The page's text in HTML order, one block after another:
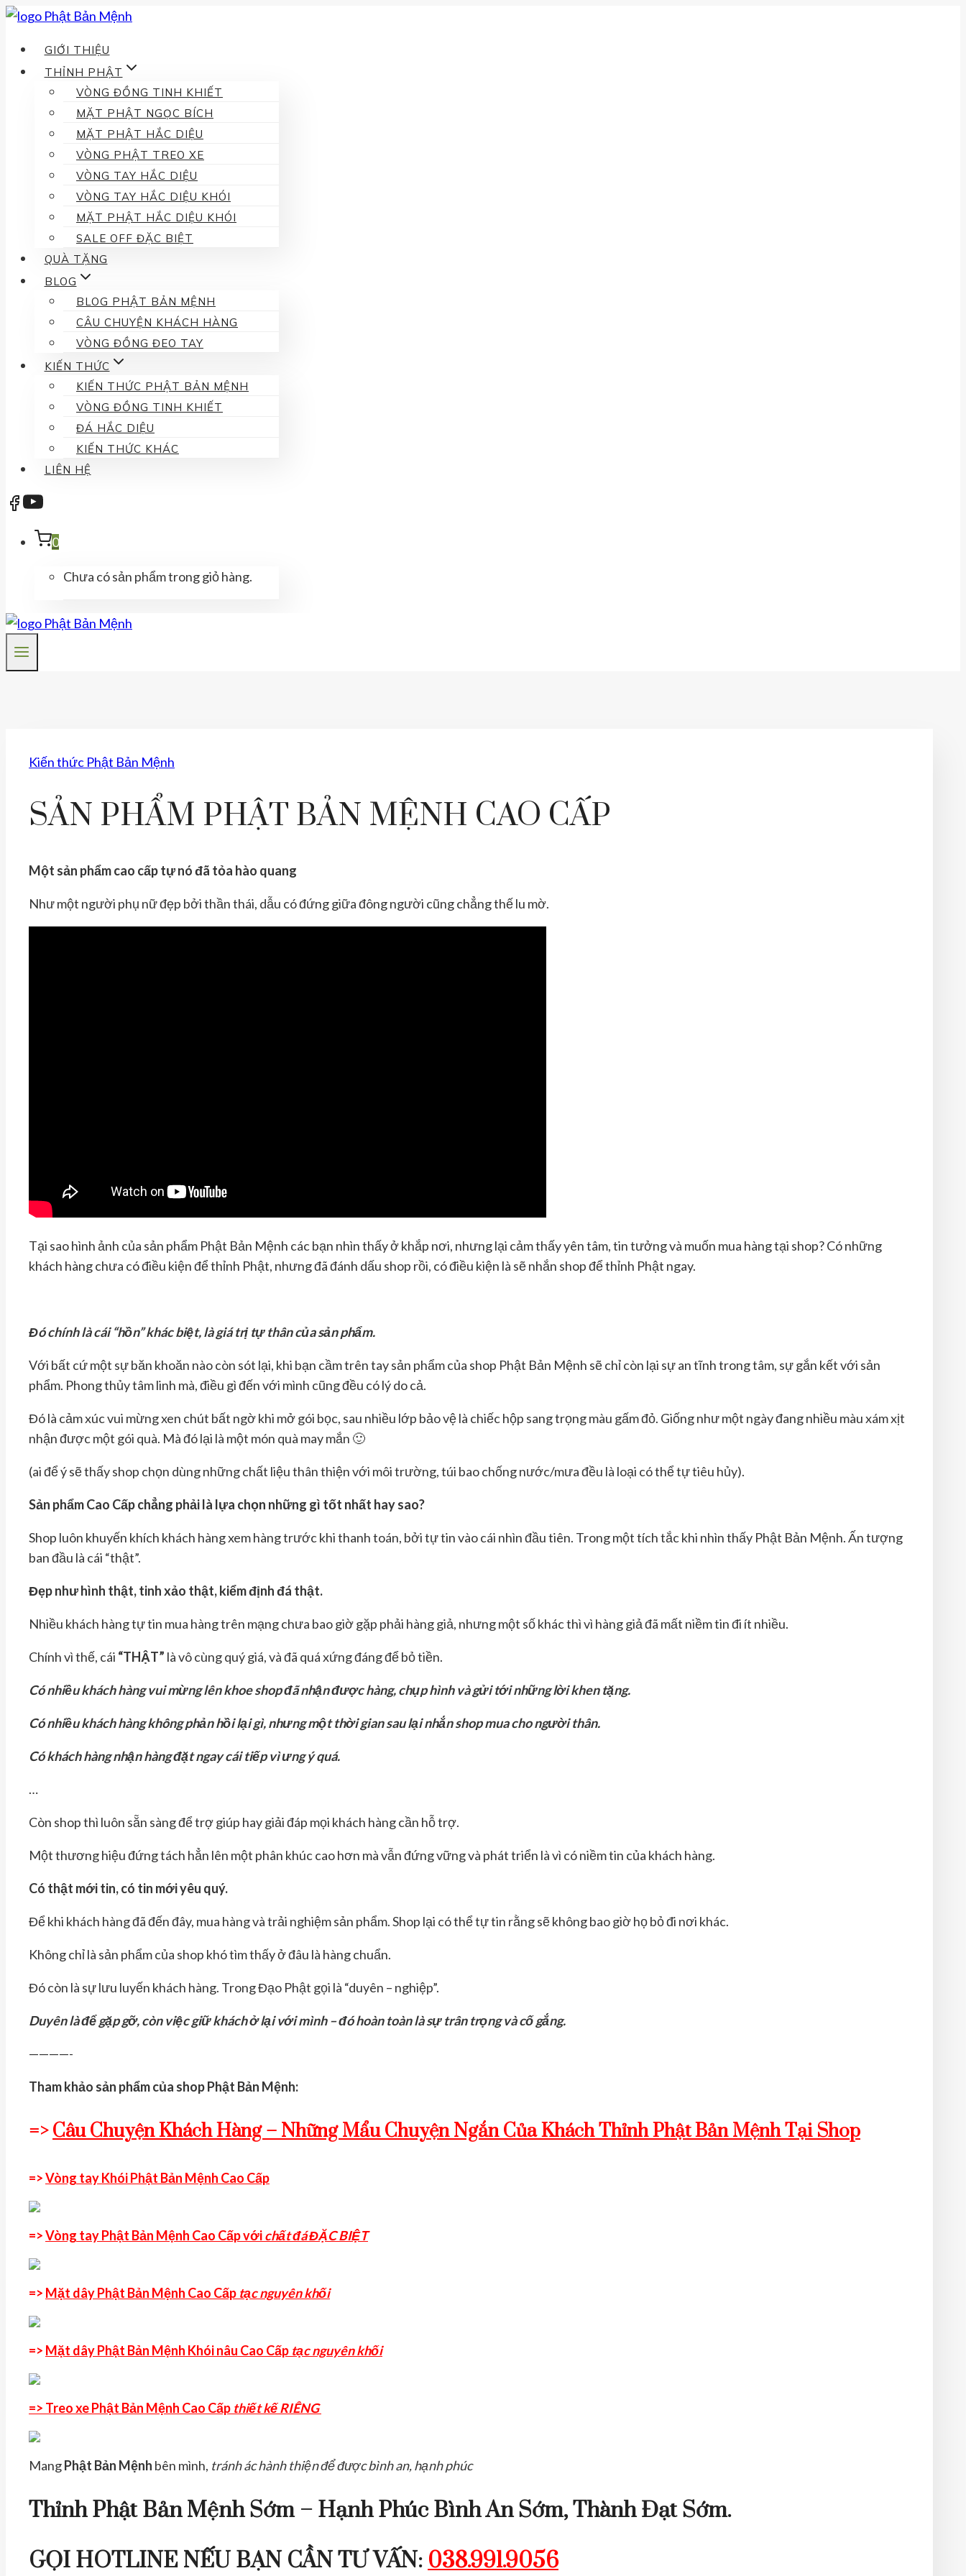
Skip
contentGIỚI THIỆU
THỈNH PHẬT
VÒNG ĐỒNG TINH KHIẾT
MẶT PHẬT NGỌC BÍCH
MẶT PHẬT HẮC DIỆU
VÒNG PHẬT TREO XE
VÒNG TAY HẮC DIỆU
VÒNG TAY HẮC DIỆU KHÓI
MẶT PHẬT HẮC DIỆU KHÓI
SALE OFF ĐẶC BIỆT
QUÀ TẶNG
BLOG
BLOG PHẬT BẢN MỆNH
CÂU CHUYỆN KHÁCH HÀNG
VÒNG ĐỒNG ĐEO TAY
KIẾN THỨC
KIẾN THỨC PHẬT BẢN MỆNH
VÒNG ĐỒNG TINH KHIẾT
ĐÁ HẮC DIỆU
KIẾN THỨC KHÁC
LIÊN HỆ
0
Chưa có sản phẩm trong giỏ hàng.
Kiến thức Phật Bản Mệnh
SẢN PHẨM PHẬT BẢN MỆNH CAO CẤP
Một sản phẩm cao cấp tự nó đã tỏa hào quang
Như một người phụ nữ đẹp bởi thần thái, dẫu có đứng giữa đông người cũng chẳng thế lu mờ.
Tại sao hình ảnh của sản phẩm Phật Bản Mệnh các bạn nhìn thấy ở khắp nơi, nhưng lại cảm thấy yên tâm, tin tưởng và muốn mua hàng tại shop? Có những
khách hàng chưa có điều kiện để thỉnh Phật, nhưng đã đánh dấu shop rồi, có điều kiện là sẽ nhắn shop để thỉnh Phật ngay.
Đó chính là cái “hồn” khác biệt, là giá trị tự thân của sản phẩm.
Với bất cứ một sự băn khoăn nào còn sót lại, khi bạn cầm trên tay sản phẩm của shop Phật Bản Mệnh sẽ chỉ còn lại sự an tĩnh trong tâm, sự gắn kết với sản
phẩm. Phong thủy tâm linh mà, điều gì đến với mình cũng đều có lý do cả.
Đó là cảm xúc vui mừng xen chút bất ngờ khi mở gói bọc, sau nhiều lớp bảo vệ là chiếc hộp sang trọng màu gấm đỏ. Giống như một ngày đang nhiều màu xám xịt
nhận được một gói quà. Mà đó lại là một món quà may mắn 🙂
(ai để ý sẽ thấy shop chọn dùng những chất liệu thân thiện với môi trường, túi bao chống nước/mưa đều là loại có thể tự tiêu hủy).
Sản phẩm Cao Cấp chẳng phải là lựa chọn những gì tốt nhất hay sao?
Shop luôn khuyến khích khách hàng xem hàng trước khi thanh toán, bởi tự tin vào cái nhìn đầu tiên. Trong một tích tắc khi nhìn thấy Phật Bản Mệnh. Ấn tượng
ban đầu là cái “thật”.
Đẹp như hình thật, tinh xảo thật, kiểm định đá thật.
Nhiều khách hàng tự tin mua hàng trên mạng chưa bao giờ gặp phải hàng giả, nhưng một số khác thì vì hàng giả đã mất niềm tin đi ít nhiều.
Chính vì thế, cái “THẬT” là vô cùng quý giá, và đã quá xứng đáng để bỏ tiền.
Có nhiều khách hàng vui mừng lên khoe shop đã nhận được hàng, chụp hình và gửi tới những lời khen tặng.
Có nhiều khách hàng không phản hồi lại gì, nhưng một thời gian sau lại nhắn shop mua cho người thân.
Có khách hàng nhận hàng đặt ngay cái tiếp vì ưng ý quá.
…
Còn shop thì luôn sẵn sàng để trợ giúp hay giải đáp mọi khách hàng cần hỗ trợ.
Một thương hiệu đứng tách hẳn lên một phân khúc cao hơn mà vẫn đứng vững và phát triển là vì có niềm tin của khách hàng.
Có thật mới tin, có tin mới yêu quý.
Để khi khách hàng đã đến đây, mua hàng và trải nghiệm sản phẩm. Shop lại có thể tự tin rằng sẽ không bao giờ họ bỏ đi nơi khác.
Không chỉ là sản phẩm của shop khó tìm thấy ở đâu là hàng chuẩn.
Đó còn là sự lưu luyến khách hàng. Trong Đạo Phật gọi là “duyên – nghiệp”.
Duyên là để gặp gỡ, còn việc giữ khách ở lại với mình – đó hoàn toàn là sự trân trọng và cố gắng.
————-
Tham khảo sản phẩm của shop Phật Bản Mệnh:
=>Câu Chuyện Khách Hàng – Những Mẩu Chuyện Ngắn Của Khách Thỉnh Phật Bản Mệnh Tại Shop
=>Vòng tay Khói Phật Bản Mệnh Cao Cấp
=>Vòng tay Phật Bản Mệnh Cao Cấp vớichất đá ĐẶC BIỆT
=> Mặt dây Phật Bản Mệnh Cao Cấp tạc nguyên khối
=> Mặt dây Phật Bản Mệnh Khói nâu Cao Cấp tạc nguyên khối
=> Treo xe Phật Bản Mệnh Cao Cấp thiết kế RIÊNG
MangPhật Bản Mệnh bên mình, tránh ác hành thiện để được bình an, hạnh phúc
Thỉnh Phật Bản Mệnh Sớm – Hạnh Phúc Bình An Sớm, Thành Đạt Sớm.
GỌI HOTLINE NẾU BẠN CẦN TƯ VẤN: 038.991.9056